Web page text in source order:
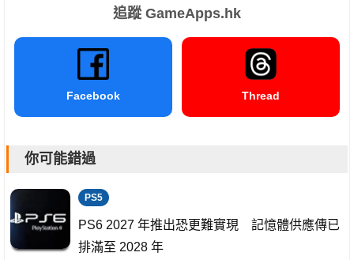
追蹤 GameApps.hk
Facebook Thread
你可能錯過
PS5
PS6 2027 年推出恐更難實現 記憶體供應傳已
排滿至 2028 年